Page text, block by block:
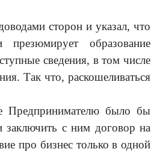
сторон и указал, что
презюмирует образование
сведения, в том числе
Так что, раскошеливаться
Предпринимателю было бы
заключить с ним договор на
про бизнес только в одной